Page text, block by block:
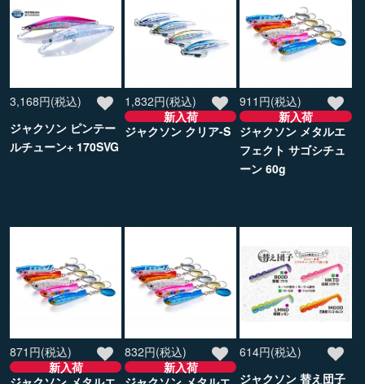
3,168円(税込)
ジャクソン ピンテー
ルチューン+ 170SVG
1,832円(税込)
新入荷
ジャクソン クリア-S
911円(税込)
新入荷
ジャクソン メタルエ
フェクト サゴシチュ
ーン 60g
871円(税込)
新入荷
832円(税込)
新入荷
614円(税込)
ジャクソン 替え団子